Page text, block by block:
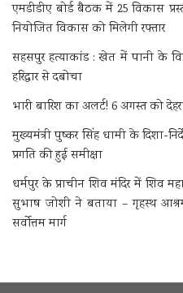
एमडीडीए बोर्ड बैठक में 25 विकास
नियोजित विकास को मिलेगी रफ्तार
सहसपुर हत्याकांड : खेत में पानी के
हरिद्वार से दबोचा
भारी बारिश का अलर्ट! 6 अगस्त को
मुख्यमंत्री पुष्कर सिंह धामी के दिशा-
प्रगति की हुई समीक्षा
धर्मपुर के प्राचीन शिव मंदिर में शिव
सुभाष जोशी ने बताया – गृहस्थ
सर्वोत्तम मार्ग